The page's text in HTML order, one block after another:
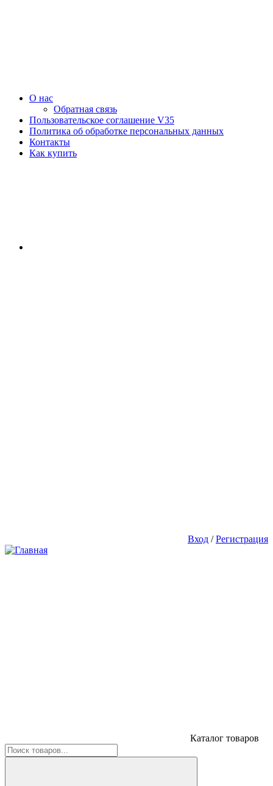
О нас
Обратная связь
Пользовательское соглашение V35
Политика об обработке персональных данных
Контакты
Как купить
Вход /Регистрация
Каталог товаров